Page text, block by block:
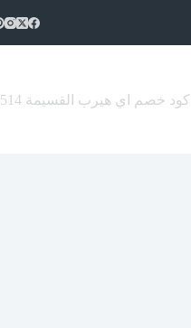
كود خصم اي هيرب القسيمة HAD3514